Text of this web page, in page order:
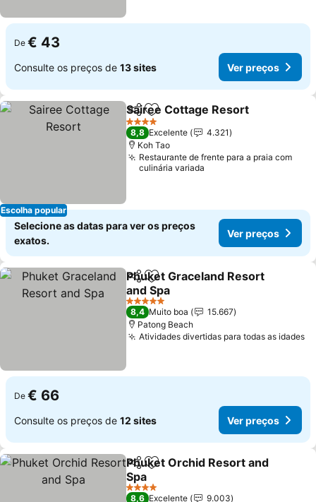
De € 43
Consulte os preços de 13 sites Ver preços
Escolha popular
PartilharAdicionar aos favoritos
Sairee Cottage Resort
4 Estrelas
8,8 Excelente
4.321
Koh Tao
Restaurante de frente para a praia com
culinária variada
Selecione as datas para ver os preços
exatos.
Ver preços
PartilharAdicionar aos favoritos
Phuket Graceland Resort
and Spa
Ver preços
5 Estrelas
8,4 Muito boa
15.667
Patong Beach
Atividades divertidas para todas as idades
De € 66
Consulte os preços de 12 sites Ver preços
PartilharAdicionar aos favoritos
Phuket Orchid Resort and
Spa
Ver preços
4 Estrelas
8,6 Excelente 9.003